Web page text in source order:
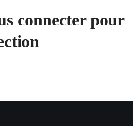
connecter pour